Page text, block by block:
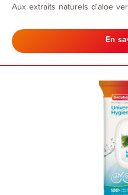
Aux extraits naturels d'aloe
En